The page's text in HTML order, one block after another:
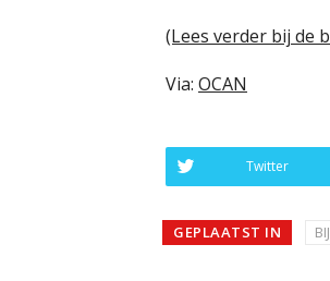
(Lees verder bij de
Via: OCAN
Twitter
GEPLAATST IN